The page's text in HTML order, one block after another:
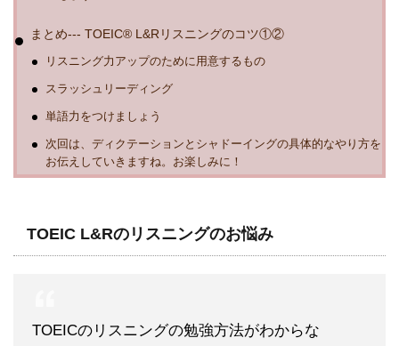
まとめ--- TOEIC®︎ L&Rリスニングのコツ①②
リスニング力アップのために用意するもの
スラッシュリーディング
単語力をつけましょう
次回は、ディクテーションとシャドーイングの具体的なやり方を
お伝えしていきますね。お楽しみに！
TOEIC L&Rのリスニングのお悩み
TOEICのリスニングの勉強方法がわからな